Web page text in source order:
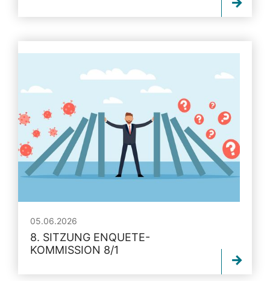
05.06.2026
8. SITZUNG ENQUETE-
KOMMISSION 8/1